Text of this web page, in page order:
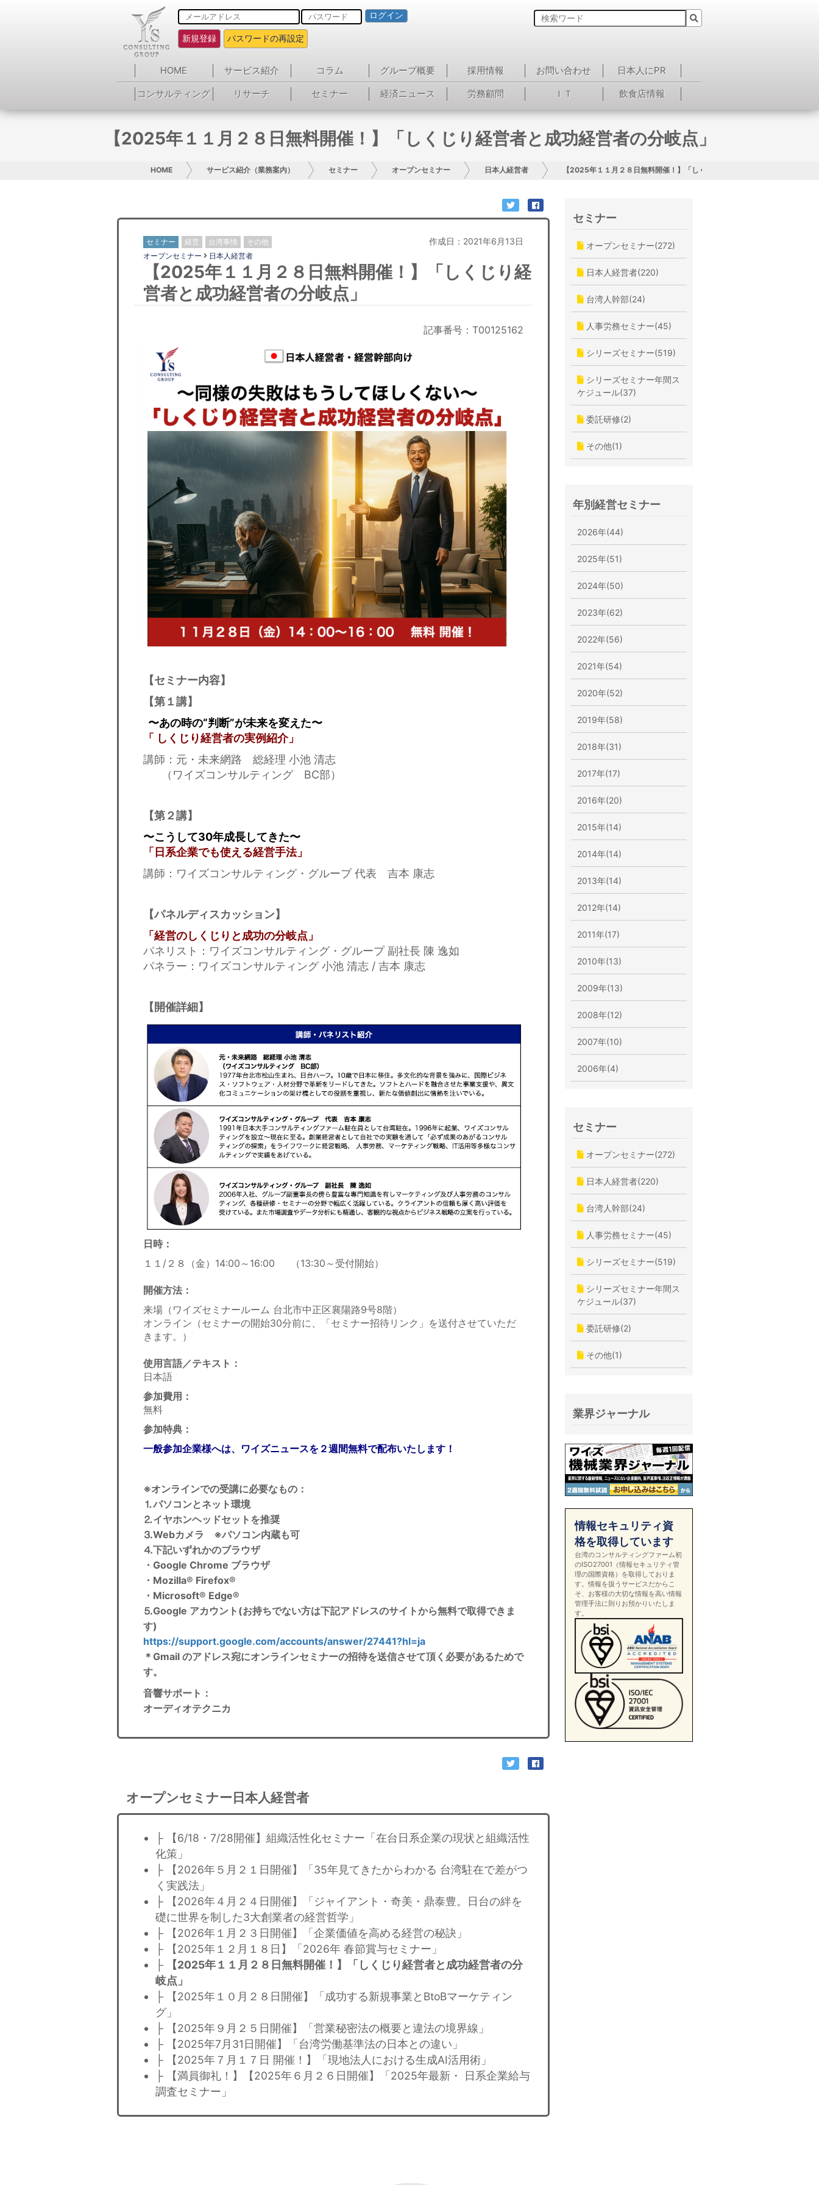
ログイン
新規登録 パスワードの再設定
HOME サービス紹介 コラム グループ概要 採用情報 お問い合わせ
日本人にPR
コンサルティング
リサーチ セミナー 経済ニュース 労務顧問 ＩＴ 飲食店情報
【2025年１１月２８日無料開催！】「しくじり経営者と成功経営者の分岐点」
HOME サービス紹介（業務案内） セミナー オープンセミナー 日本人経営者 【2025年１１月２８日無料開催！】「しくじり経営者と成功経営者の分岐点
セミナー 経営 台湾事情 その他 作成日：2021年6月13日
オープンセミナー 日本人経営者
【2025年１１月２８日無料開催！】「しくじり経
営者と成功経営者の分岐点」
記事番号：T00125162
【セミナー内容】
【第１講】
〜あの時の“判断”が未来を変えた〜
「 しくじり経営者の実例紹介」
講師：元・未来網路 総経理 小池 清志
（ワイズコンサルティング BC部）
【第２講】
〜こうして30年成長してきた〜
「日系企業でも使える経営手法」
講師：ワイズコンサルティング・グループ 代表 吉本 康志
【パネルディスカッション】
「経営のしくじりと成功の分岐点」
パネリスト ：ワイズコンサルティング・グループ 副社長 陳 逸如
パネラー：ワイズコンサルティング 小池 清志 / 吉本 康志
【開催詳細】
日時：
１１/２８（金）14:00～16:00 （13:30～受付開始）
開催方法：
来場（ワイズセミナールーム 台北市中正区襄陽路9号8階）
オンライン（セミナーの開始30分前に、「セミナー招待リンク」を送付させていただ
きます。）
使用言語／テキスト：
日本語
参加費用 ：
無料
参加特典：
一般参加企業様へは、ワイズニュースを２週間無料で配布いたします！
※オンラインでの受講に必要なもの ：
⒈パソコンとネット環境
⒉イヤホンヘッドセットを推奨
⒊Webカメラ ※パソコン内蔵も可
⒋下記いずれかのブラウザ
・Google Chrome ブラウザ
・Mozilla® Firefox®
・Microsoft® Edge®
⒌Google アカウント(お持ちでない方は下記アドレスのサイトから無料で取得できま
す)
https://support.google.com/accounts/answer/27441?hl=ja
＊Gmail のアドレス宛にオンラインセミナーの招待を送信させて頂く必要があるためで
す。
音響サポート ：
オーディオテクニカ
オープンセミナー日本人経営者
├ 【6/18・7/28開催】組織活性化セミナー「在台日系企業の現状と組織活性
化策」
├ 【2026年５月２１日開催】「35年見てきたからわかる 台湾駐在で差がつ
く実践法」
├ 【2026年４月２４日開催】「ジャイアント・奇美・鼎泰豊。日台の絆を
礎に世界を制した3大創業者の経営哲学」
├ 【2026年１月２３日開催】「企業価値を高める経営の秘訣」
├ 【2025年１２月１８日】「2026年 春節賞与セミナー」
├
【2025年１１月２８日無料開催！】「しくじり経営者と成功経営者の分
岐点」
├ 【2025年１０月２８日開催】「成功する新規事業とBtoBマーケティン
グ」
├ 【2025年９月２５日開催】「営業秘密法の概要と違法の境界線」
├ 【2025年7月31日開催】「台湾労働基準法の日本との違い」
├ 【2025年７月１７日 開催！】「現地法人における生成AI活用術」
├ 【満員御礼！】【2025年６月２６日開催】「2025年最新・ 日系企業給与
調査セミナー」
セミナー
オープンセミナー(272)
日本人経営者(220)
台湾人幹部(24)
人事労務セミナー(45)
シリーズセミナー(519)
シリーズセミナー年間ス
ケジュール(37)
委託研修(2)
その他(1)
年別経営セミナー
2026年(44)
2025年(51)
2024年(50)
2023年(62)
2022年(56)
2021年(54)
2020年(52)
2019年(58)
2018年(31)
2017年(17)
2016年(20)
2015年(14)
2014年(14)
2013年(14)
2012年(14)
2011年(17)
2010年(13)
2009年(13)
2008年(12)
2007年(10)
2006年(4)
セミナー
オープンセミナー(272)
日本人経営者(220)
台湾人幹部(24)
人事労務セミナー(45)
シリーズセミナー(519)
シリーズセミナー年間ス
ケジュール(37)
委託研修(2)
その他(1)
業界ジャーナル
情報セキュリティ資
格を取得しています
台湾のコンサルティングファーム初
のISO27001（情報セキュリティ管
理の国際資格）を取得しておりま
す。情報を扱うサービスだからこ
そ、お客様の大切な情報を高い情報
管理手法に則りお預かりいたしま
す。